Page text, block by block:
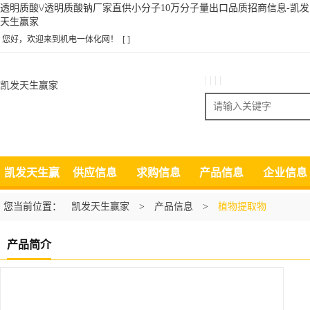
透明质酸\/透明质酸钠厂家直供小分子10万分子量出口品质招商信息-凯发
天生赢家
您好，欢迎来到机电一体化网！ [ ]
凯发天生赢家
搜索
凯发天生赢
家
供应信息 求购信息 产品信息 企业信息
您当前位置： 凯发天生赢家 > 产品信息 > 植物提取物
产品简介